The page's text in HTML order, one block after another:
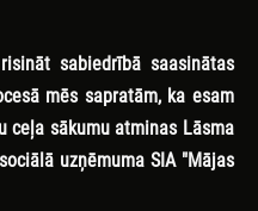
sabiedrībā saasinātas
mēs sapratām, ka esam
ceļa sākumu atminas Lāsma
uzņēmuma SIA "Mājas